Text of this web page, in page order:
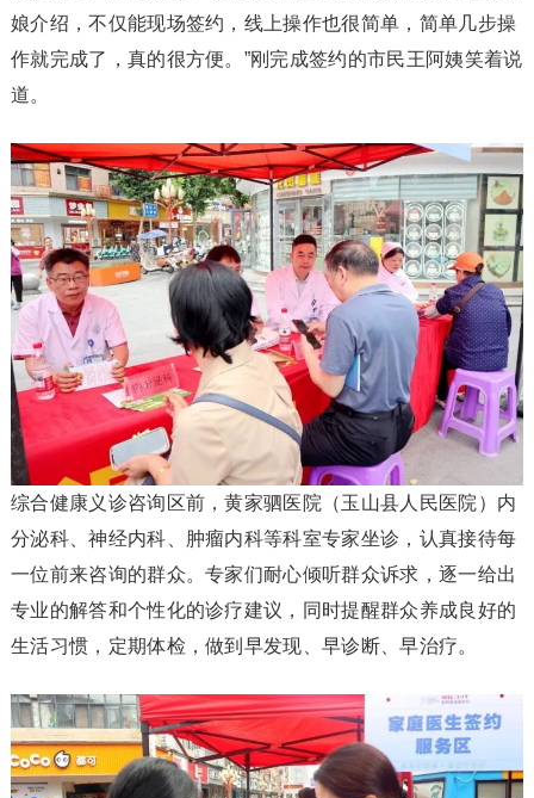
娘介绍，不仅能现场签约，线上操作也很简单，简单几步操
作就完成了，真的很方便。”刚完成签约的市民王阿姨笑着说
道。
综合健康义诊咨询区前，黄家驷医院（玉山县人民医院）内
分泌科、神经内科、肿瘤内科等科室专家坐诊，认真接待每
一位前来咨询的群众。专家们耐心倾听群众诉求，逐一给出
专业的解答和个性化的诊疗建议，同时提醒群众养成良好的
生活习惯，定期体检，做到早发现、早诊断、早治疗。